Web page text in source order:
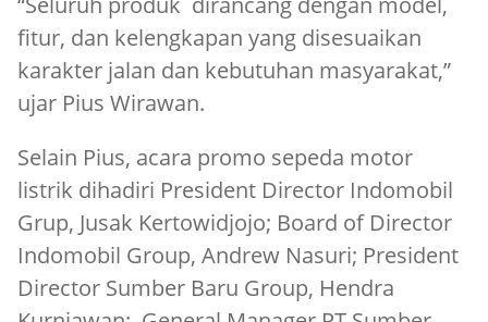
fitur, dan kelengkapan yang disesuaikan
karakter jalan dan kebutuhan masyarakat,”
ujar Pius Wirawan.
Selain Pius, acara promo sepeda motor
listrik dihadiri President Director Indomobil
Grup, Jusak Kertowidjojo; Board of Director
Indomobil Group, Andrew Nasuri; President
Director Sumber Baru Group, Hendra